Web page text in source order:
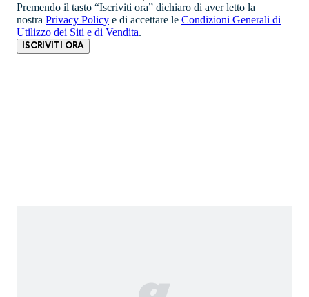
Premendo il tasto “Iscriviti ora” dichiaro di aver letto la
nostra Privacy Policy e di accettare le Condizioni Generali di
Utilizzo dei Siti e di Vendita.
ISCRIVITI ORA